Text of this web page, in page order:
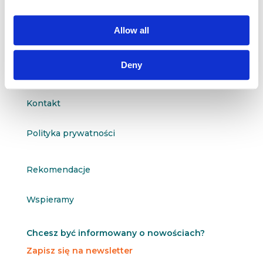
Allow all
Deny
questus@questus.pl
Kontakt
Polityka prywatności
Rekomendacje
Wspieramy
Chcesz być informowany o nowościach?
Zapisz się na newsletter